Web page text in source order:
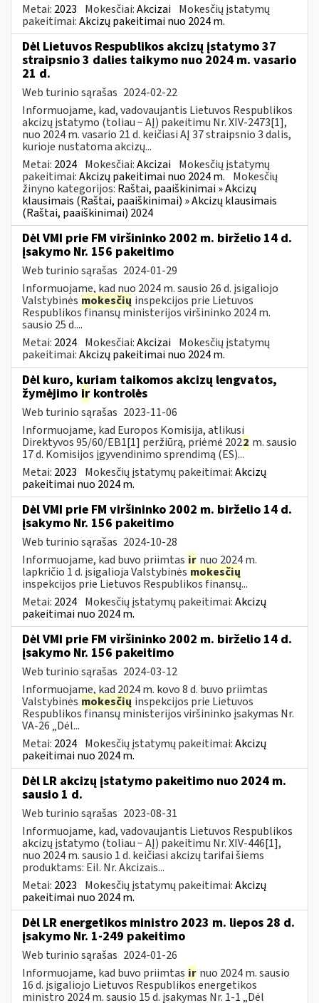
Metai: 2023 Mokesčiai:Akcizai Mokesčių įstatymų
pakeitimai:Akcizų pakeitimai nuo 2024 m.
Dėl Lietuvos Respublikos akcizų įstatymo 37
straipsnio 3 dalies taikymo nuo 2024 m. vasario
21 d.
Web turinio sąrašas 2024-02-22
Informuojame, kad, vadovaujantis Lietuvos Respublikos
akcizų įstatymo (toliau − AĮ) pakeitimu Nr. XIV-2473[1],
nuo 2024 m. vasario 21 d. keičiasi AĮ 37 straipsnio 3 dalis,
kurioje nustatoma akcizų...
Metai: 2024 Mokesčiai:Akcizai Mokesčių įstatymų
pakeitimai:Akcizų pakeitimai nuo 2024 m. Mokesčių
žinyno kategorijos: Raštai, paaiškinimai » Akcizų
klausimais (Raštai, paaiškinimai) » Akcizų klausimais
(Raštai, paaiškinimai) 2024
Dėl VMI prie FM viršininko 2002 m. birželio 14 d.
įsakymo Nr. 156 pakeitimo
Web turinio sąrašas 2024-01-29
Informuojame, kad nuo 2024 m. sausio 26 d. įsigaliojo
Valstybinės mokesčių inspekcijos prie Lietuvos
Respublikos finansų ministerijos viršininko 2024 m.
sausio 25 d....
Metai: 2024 Mokesčiai:Akcizai Mokesčių įstatymų
pakeitimai:Akcizų pakeitimai nuo 2024 m.
Dėl kuro, kuriam taikomos akcizų lengvatos,
žymėjimo ir kontrolės
Web turinio sąrašas 2023-11-06
Informuojame, kad Europos Komisija, atlikusi
Direktyvos 95/60/EB1[1] peržiūrą, priėmė 2022 m. sausio
17 d. Komisijos įgyvendinimo sprendimą (ES)...
Metai: 2023 Mokesčių įstatymų pakeitimai:Akcizų
pakeitimai nuo 2024 m.
Dėl VMI prie FM viršininko 2002 m. birželio 14 d.
įsakymo Nr. 156 pakeitimo
Web turinio sąrašas 2024-10-28
Informuojame, kad buvo priimtas ir nuo 2024 m.
lapkričio 1 d. įsigalioja Valstybinėsmokesčių
inspekcijos prie Lietuvos Respublikos finansų...
Metai: 2024 Mokesčių įstatymų pakeitimai:Akcizų
pakeitimai nuo 2024 m.
Dėl VMI prie FM viršininko 2002 m. birželio 14 d.
įsakymo Nr. 156 pakeitimo
Web turinio sąrašas 2024-03-12
Informuojame, kad 2024 m. kovo 8 d. buvo priimtas
Valstybinės mokesčių inspekcijos prie Lietuvos
Respublikos finansų ministerijos viršininko įsakymas Nr.
VA-26 „Dėl...
Metai: 2024 Mokesčių įstatymų pakeitimai:Akcizų
pakeitimai nuo 2024 m.
Dėl LR akcizų įstatymo pakeitimo nuo 2024 m.
sausio 1 d.
Web turinio sąrašas 2023-08-31
Informuojame, kad, vadovaujantis Lietuvos Respublikos
akcizų įstatymo (toliau − AĮ) pakeitimu Nr. XIV-446[1],
nuo 2024 m. sausio 1 d. keičiasi akcizų tarifai šiems
produktams: Eil. Nr. Akcizais...
Metai: 2023 Mokesčių įstatymų pakeitimai:Akcizų
pakeitimai nuo 2024 m.
Dėl LR energetikos ministro 2023 m. liepos 28 d.
įsakymo Nr. 1-249 pakeitimo
Web turinio sąrašas 2024-01-26
Informuojame, kad buvo priimtas ir nuo 2024 m. sausio
16 d. įsigaliojo Lietuvos Respublikos energetikos
ministro 2024 m. sausio 15 d. įsakymas Nr. 1-1 „Dėl